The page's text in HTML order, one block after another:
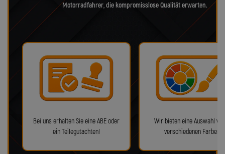
Motorradfahrer, die kompromisslose Qualität erwarten.
Bei uns erhalten Sie eine ABE oder
ein Teilegutachten!
Wir bieten eine Auswahl
verschiedenen Farben!